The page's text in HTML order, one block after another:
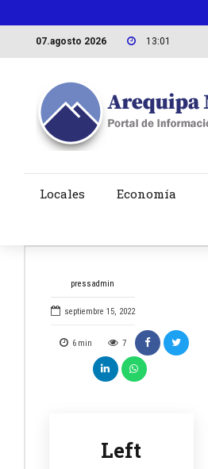
07.agosto 2026 13:01
Locales Economía
pressadmin
septiembre 15, 2022
6 min 7
Left